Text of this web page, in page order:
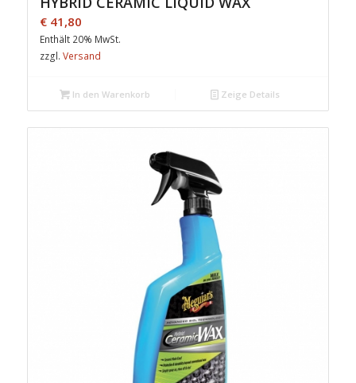
€41,80
Enthält 20% MwSt.
zzgl. Versand
In den Warenkorb Zeige Details